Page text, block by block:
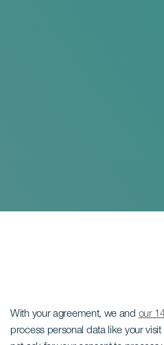
With your agreement, we and our
process personal data like your